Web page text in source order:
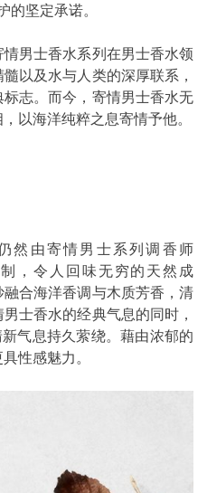
的坚定承诺。
男士香水系列在男士香水领
以及水与人类的深厚联系，
志。而今，寄情男士香水无
以海洋纯粹之息寄情予他。
然由寄情男士系列调香师
制，令人回味无穷的天然成
合海洋香调与木质芳香，清
士香水的经典气息的同时，
气息持久萦绕。藉由浓郁的
性感魅力。